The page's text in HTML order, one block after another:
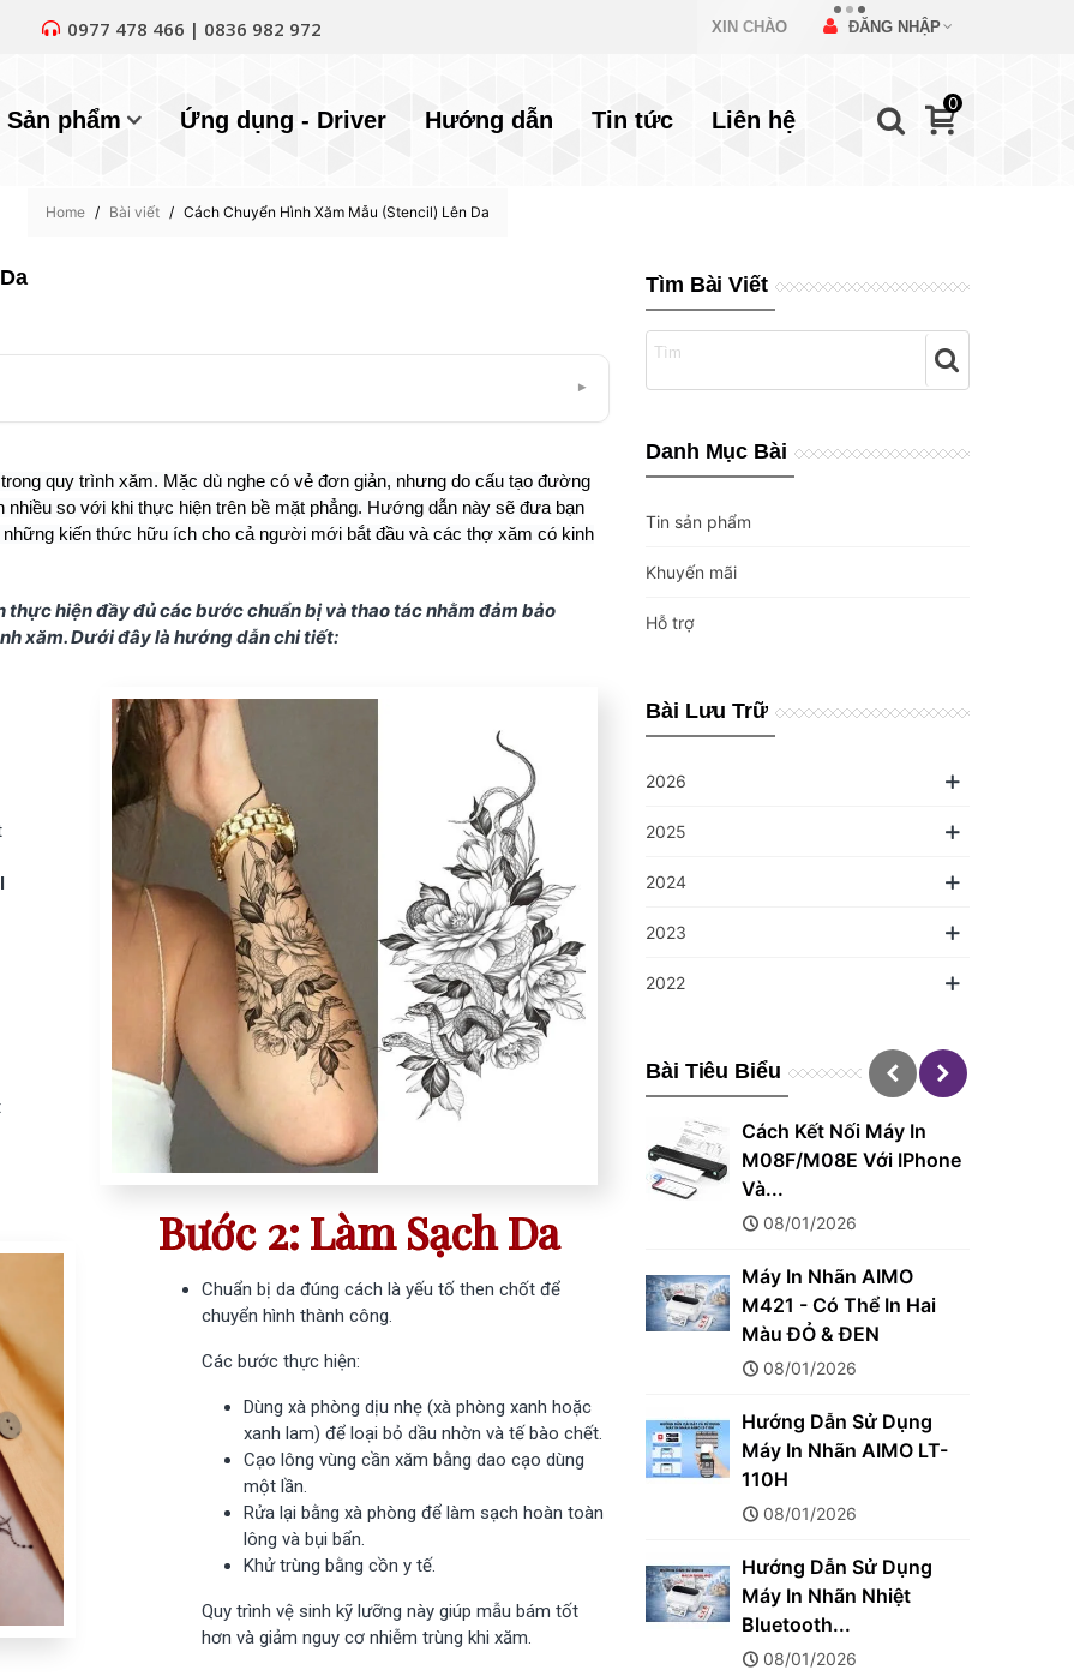
0977 478 466 | 0836 982 972 XIN CHÀO ĐĂNG NHẬP
Sản phẩm Ứng dụng - Driver Hướng dẫn Tin tức Liên hệ
0
Home / Bài viết / Cách Chuyển Hình Xăm Mẫu (Stencil) Lên Da
Tìm Bài Viết
Danh Mục Bài
Tin sản phẩm
Khuyến mãi
Hỗ trợ
Bài Lưu Trữ
2026
2025
2024
2023
2022
Bài Tiêu Biểu
Và...
08/01/2026
Máy In Nhãn AIMO
Hướng Dẫn Sử Dụng
Máy In Nhãn AIMO LT-
08/01/2026
Hướng Dẫn Sử Dụng
Máy In Nhãn Nhiệt
Bluetooth...
Máy In Nhãn LM2800
Sử Dụng Những Loại
Nhãn Nào ?
30/10/2025
Sự Khác Biệt Giữa In
Nhiệt Trực Tiếp Và In...
30/10/2025
Mẫu (Stencil) Lên Da
30/10/2025
Khi Sử Dụng Máy In
Cho...
30/10/2025
▾
in/scan hình xăm M08F/M08E-ws/M08ES
quy trình xăm. Mặc dù nghe có vẻ đơn giản, nhưng do cấu tạo đường
so với khi thực hiện trên bề mặt phẳng. Hướng dẫn này sẽ đưa bạn
kiến thức hữu ích cho cả người mới bắt đầu và các thợ xăm có kinh
hiện đầy đủ các bước chuẩn bị và thao tác nhằm đảm bảo
xăm. Dưới đây là hướng dẫn chi tiết:
Bước 2: Làm Sạch Da
Chuẩn bị da đúng cách là yếu tố then chốt để
chuyển hình thành công.
Các bước thực hiện:
Dùng xà phòng dịu nhẹ (xà phòng xanh hoặc
xanh lam) để loại bỏ dầu nhờn và tế bào chết.
Cạo lông vùng cần xăm bằng dao cạo dùng
một lần.
Rửa lại bằng xà phòng để làm sạch hoàn toàn
lông và bụi bẩn.
Khử trùng bằng cồn y tế.
Quy trình vệ sinh kỹ lưỡng này giúp mẫu bám tốt
hơn và giảm nguy cơ nhiễm trùng khi xăm.